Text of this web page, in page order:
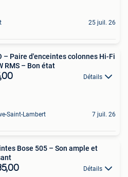
25 juil. 26
– Paire d'enceintes colonnes Hi-Fi
RMS – Bon état
Détails
Saint-Lambert 7 juil. 26
Bose 505 – Son ample et
Détails